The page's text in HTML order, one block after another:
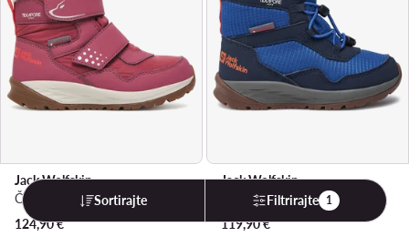
Jack Wolfskin
Čizme za snijeg · Ružičasta
124,90€
Jack Wolfskin
Čizme za snijeg · Plava
119,90€
Sortirajte Filtrirajte 1